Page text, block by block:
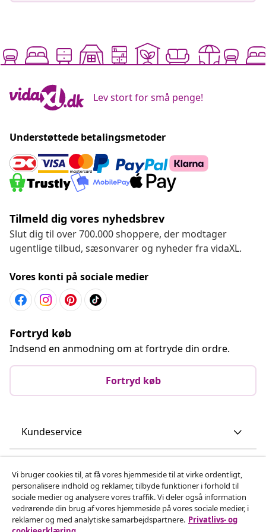
Lev stort for små penge!
Understøttede betalingsmetoder
Tilmeld dig vores nyhedsbrev
Slut dig til over 700.000 shoppere, der modtager
ugentlige tilbud, sæsonvarer og nyheder fra vidaXL.
Vores konti på sociale medier
Fortryd køb
Indsend en anmodning om at fortryde din ordre.
Fortryd køb
Kundeservice
vidaXL
Vi bruger cookies til, at få vores hjemmeside til at virke ordentligt,
personalisere indhold og reklamer, tilbyde funktioner i forhold til
sociale medier og analysere vores traffik. Vi deler også information
vedrørende din brug af vores hjemmeside på vores sociale medier, i
reklamer og med analytiske samarbejdspartnere. Privatlivs- og